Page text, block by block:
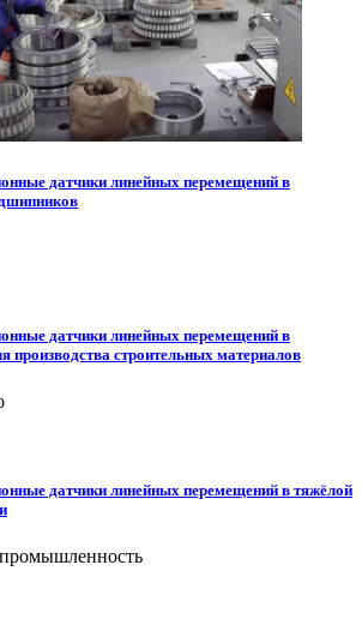
датчики линейных перемещений в
датчики линейных перемещений в
производства строительных материалов
датчики линейных перемещений в тяжёлой